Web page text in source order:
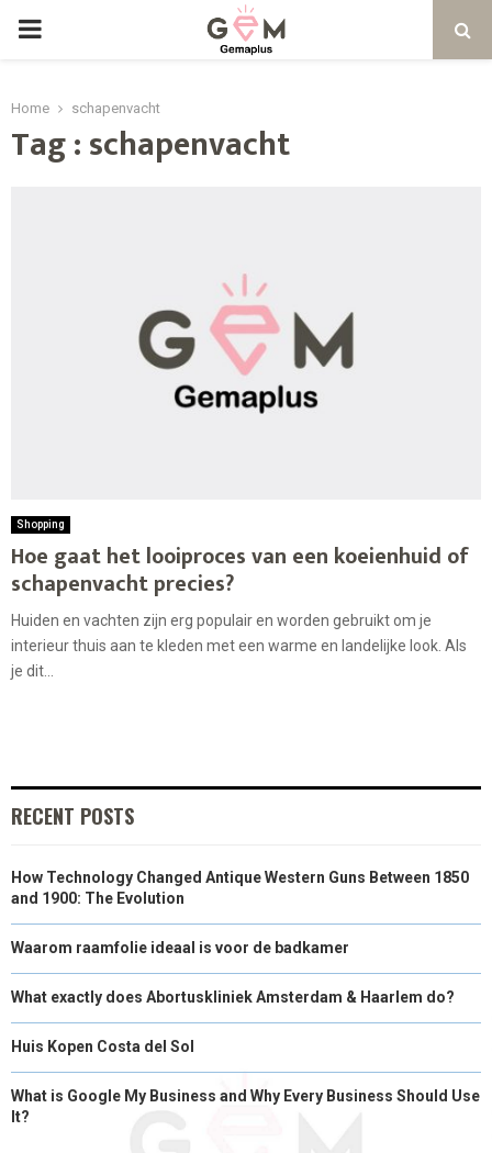
PRIMARY
Home schapenvacht
Tag : schapenvacht
Shopping
Hoe gaat het looiproces van een koeienhuid of
schapenvacht precies?
Huiden en vachten zijn erg populair en worden gebruikt om je
interieur thuis aan te kleden met een warme en landelijke look. Als
je dit...
RECENT POSTS
How Technology Changed Antique Western Guns Between 1850
and 1900: The Evolution
Waarom raamfolie ideaal is voor de badkamer
What exactly does Abortuskliniek Amsterdam & Haarlem do?
Huis Kopen Costa del Sol
What is Google My Business and Why Every Business Should Use
It?